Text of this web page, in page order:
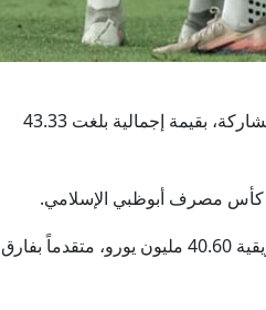
دبي في الأول من يونيو/وام/تصدر فريق الجزيرة ترتيب أندية دوري أدنوك للمحترفين بوصفه أعلى قيمة تسويقية بين جميع الأندية المشاركة، بقيمة إجمالية بلغت 43.33
كأس مصرف أبوظبي الإسلامي.
وحسب بيانات موقع "ترانسفير ماركت" المتخصص في الأرقام والإحصائيات الكروية، جاء شباب الأهلي في المركز الثاني بقيمة تسويقية 40.60 مليون يورو، متقدماً بفارق